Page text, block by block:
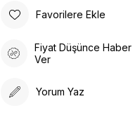
Favorilere Ekle
Fiyat Düşünce Haber
Ver
Yorum Yaz